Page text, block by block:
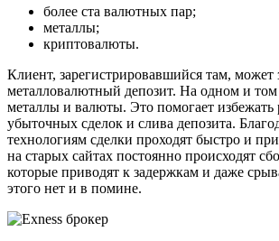
более ста валютных пар;
металлы;
криптовалюты.
Клиент, зарегистрировавшийся там, может
металловалютный депозит. На одном и том
металлы и валюты. Это помогает избежать
убыточных сделок и слива депозита.
технологиям сделки проходят быстро и
на старых сайтах постоянно происходят
которые приводят к задержкам и даже
этого нет и в помине.